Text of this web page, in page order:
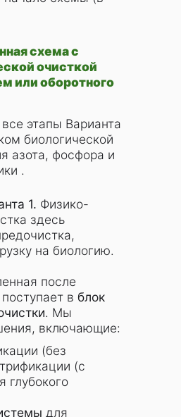
схема с
очисткой
или оборотного
этапы Варианта
биологической
азота, фосфора и
.
1. Физико-
здесь
на биологию.
после
в блок
. Мы
включающие:
(без
(с
глубокого
для